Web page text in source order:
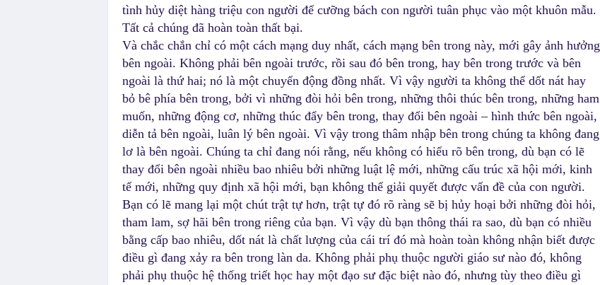
tình hủy diệt hàng triệu con người để cưỡng bách con người tuân phục vào một khuôn mẫu.
Tất cả chúng đã hoàn toàn thất bại.
Và chắc chắn chỉ có một cách mạng duy nhất, cách mạng bên trong này, mới gây ảnh hưởng
bên ngoài. Không phải bên ngoài trước, rồi sau đó bên trong, hay bên trong trước và bên
ngoài là thứ hai; nó là một chuyển động đồng nhất. Vì vậy người ta không thể dốt nát hay
bỏ bê phía bên trong, bởi vì những đòi hỏi bên trong, những thôi thúc bên trong, những ham
muốn, những động cơ, những thúc đẩy bên trong, thay đổi bên ngoài – hình thức bên ngoài,
diễn tả bên ngoài, luân lý bên ngoài. Vì vậy trong thâm nhập bên trong chúng ta không đang
lơ là bên ngoài. Chúng ta chỉ đang nói rằng, nếu không có hiểu rõ bên trong, dù bạn có lẽ
thay đổi bên ngoài nhiều bao nhiêu bởi những luật lệ mới, những cấu trúc xã hội mới, kinh
tế mới, những quy định xã hội mới, bạn không thể giải quyết được vấn đề của con người.
Bạn có lẽ mang lại một chút trật tự hơn, trật tự đó rõ ràng sẽ bị hủy hoại bởi những đòi hỏi,
tham lam, sợ hãi bên trong riêng của bạn. Vì vậy dù bạn thông thái ra sao, dù bạn có nhiều
bằng cấp bao nhiêu, dốt nát là chất lượng của cái trí đó mà hoàn toàn không nhận biết được
điều gì đang xảy ra bên trong làn da. Không phải phụ thuộc người giáo sư nào đó, không
phải phụ thuộc hệ thống triết học hay một đạo sư đặc biệt nào đó, nhưng tùy theo điều gì